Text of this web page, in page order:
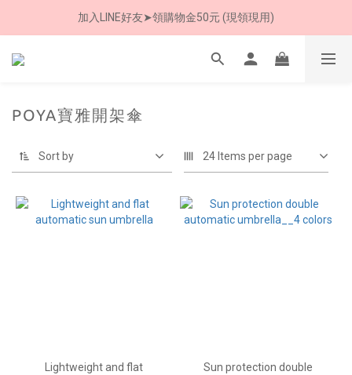
加入LINE好友➤領購物金50元 (現領現用)
加入LINE好友➤領購物金50元 (現領現用)
7/30-8/24 全館買就送 雨傘收納袋(乙個)
POYA寶雅開架傘
Sort by 24 Items per page
Lightweight and flat
Sun protection double